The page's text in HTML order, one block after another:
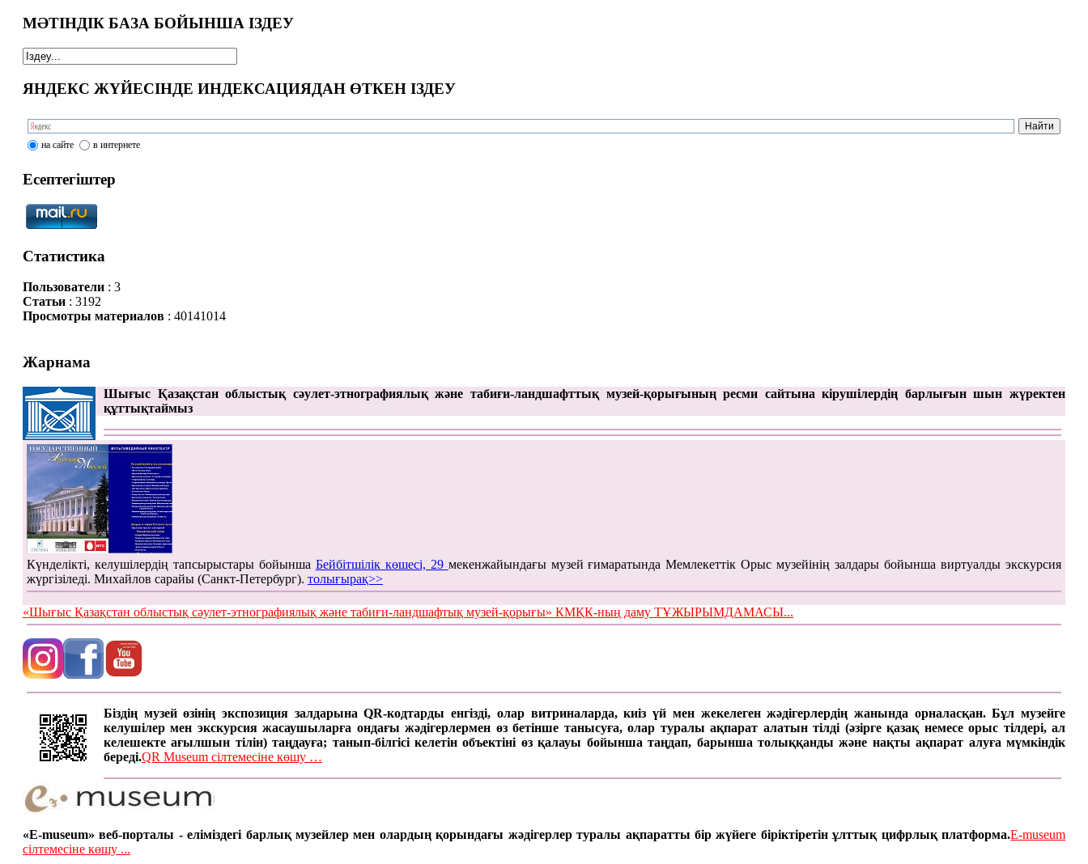
МӘТІНДІК БАЗА БОЙЫНША ІЗДЕУ
ЯНДЕКС ЖҮЙЕСІНДЕ ИНДЕКСАЦИЯДАН ӨТКЕН ІЗДЕУ
на сайте в интернете
Есептегіштер
Статистика
Пользователи: 3
Статьи: 3192
Просмотры материалов: 40141014
Жарнама
Шығыс Қазақстан облыстық сәулет-этнографиялық және табиғи-ландшафттық музей-қорығының ресми сайтына кірушілердің барлығын шын жүректен
құттықтаймыз
Күнделікті, келушілердің тапсырыстары бойынша Бейбітшілік көшесі, 29 мекенжайындағы музей ғимаратында Мемлекеттік Орыс музейінің залдары бойынша виртуалды экскурсия
жүргізіледі. Михайлов сарайы (Санкт-Петербург). толығырақ>>
«Шығыс Қазақстан облыстық сәулет-этнографиялық және табиғи-ландшафтық музей-қорығы» КМҚК-ның даму ТҰЖЫРЫМДАМАСЫ...
Біздің музей өзінің экспозиция залдарына QR-кодтарды енгізді, олар витриналарда, киіз үй мен жекелеген жәдігерлердің жанында орналасқан. Бұл музейге
келушілер мен экскурсия жасаушыларға ондағы жәдігерлермен өз бетінше танысуға, олар туралы ақпарат алатын тілді (әзірге қазақ немесе орыс тілдері, ал
келешекте ағылшын тілін) таңдауға; танып-білгісі келетін объектіні өз қалауы бойынша таңдап, барынша толыққанды және нақты ақпарат алуға мүмкіндік
береді.QR Museum сілтемесіне көшу …
«E-museum» веб-порталы - еліміздегі барлық музейлер мен олардың қорындағы жәдігерлер туралы ақпаратты бір жүйеге біріктіретін ұлттық цифрлық платформа.E-museum
сілтемесіне көшу ...